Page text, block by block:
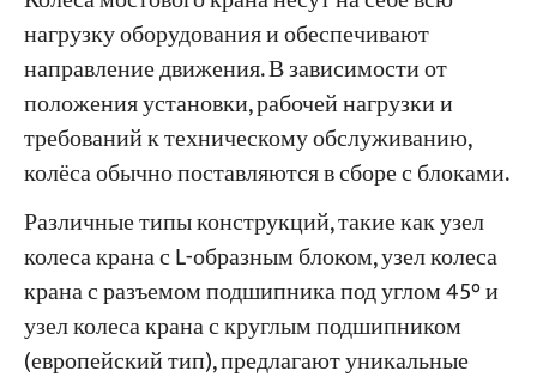
нагрузку оборудования и обеспечивают
направление движения. В зависимости от
положения установки, рабочей нагрузки и
требований к техническому обслуживанию,
колёса обычно поставляются в сборе с блоками.
Различные типы конструкций, такие как узел
колеса крана с L-образным блоком, узел колеса
крана с разъемом подшипника под углом 45° и
узел колеса крана с круглым подшипником
(европейский тип), предлагают уникальные